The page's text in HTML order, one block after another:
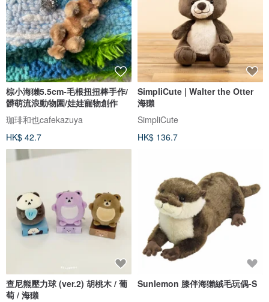
棕小海獺5.5cm-毛根扭扭棒手作/
髒萌流浪動物園/娃娃寵物創作
珈琲和也cafekazuya
HK$ 42.7
SimpliCute | Walter the Otter
海獺
SimpliCute
HK$ 136.7
查尼熊壓力球 (ver.2) 胡桃木 / 葡
萄 / 海獺
Sunlemon 膝伴海獺絨毛玩偶-S